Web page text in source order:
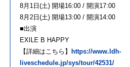
8月1日(土) 開場16:00 / 開演17:00
8月2日(土) 開場13:00 / 開演14:00
■出演
EXILE B HAPPY
【詳細はこちら】 https://www.ldh-
liveschedule.jp/sys/tour/42531/